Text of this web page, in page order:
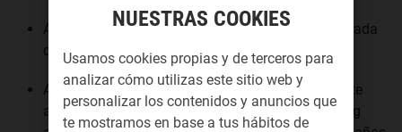
Añade un nivel de seguridad al separar la red privada
de la pública Imagen corporativa del cliente final.
Acceso al portal y personalización de este: permite
acceder a datos del cliente para realizar marketing
NUESTRAS COOKIES
Usamos cookies propias y de terceros para
analizar cómo utilizas este sitio web y
personalizar los contenidos y anuncios que
te mostramos en base a tus hábitos de